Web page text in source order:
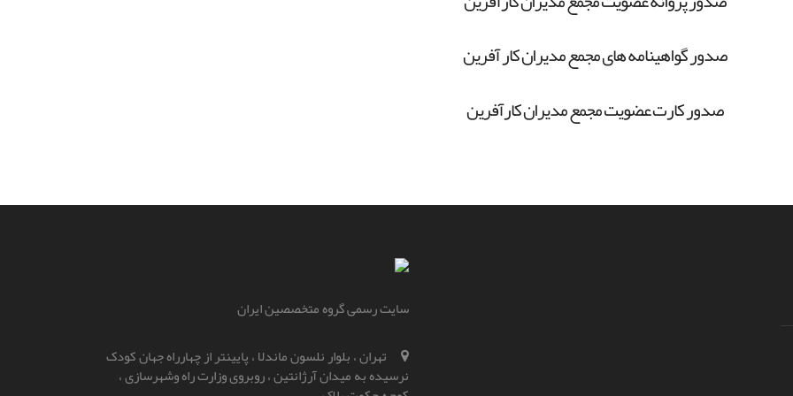
صدور گواهینامه های مجمع مدیران کار آفرین
صدور کارت عضویت مجمع مدیران کارآفرین
سایت رسمی گروه متخصصین ایران
تهران ، بلوار نلسون ماندلا ، پایینتر از چهارراه جهان کودک
نرسیده به میدان آرژانتین ، روبروی وزارت راه و‌شهرسازی ،